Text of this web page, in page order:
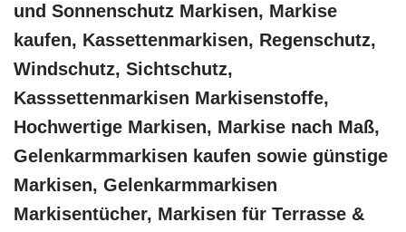
und Sonnenschutz Markisen, Markise
kaufen, Kassettenmarkisen, Regenschutz,
Windschutz, Sichtschutz,
Kasssettenmarkisen Markisenstoffe,
Hochwertige Markisen, Markise nach Maß,
Gelenkarmmarkisen kaufen sowie günstige
Markisen, Gelenkarmmarkisen
Markisentücher, Markisen für Terrasse &